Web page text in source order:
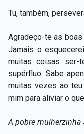
Tu, também,
Agradeço-te as
Jamais o
muitas coisas ser-
supérfluo. Sabe
muitas vezes ao
mim para aliviar o
A pobre mulherzinha